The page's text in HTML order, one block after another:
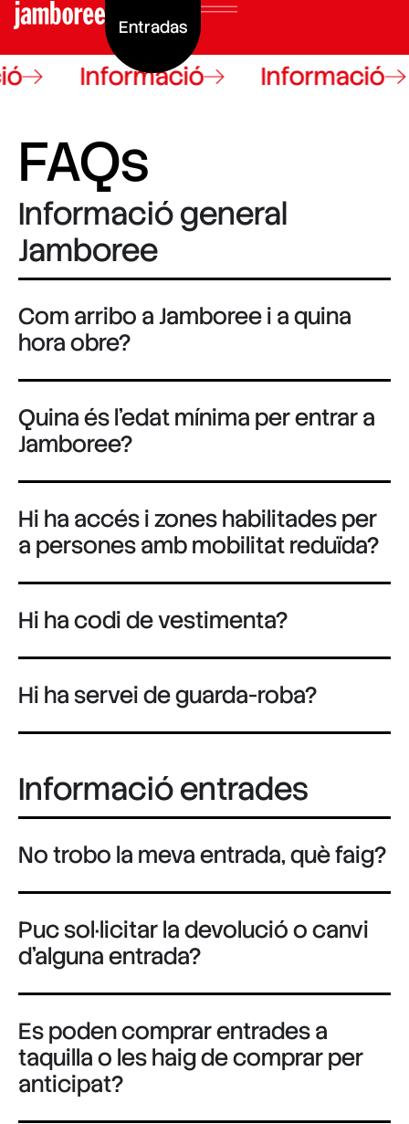
Entradas
Informació Informació
FAQs
Informació general
Jamboree
Com arribo a Jamboree i a quina
hora obre?
Quina és l'edat mínima per entrar a
Jamboree?
Hi ha accés i zones habilitades per
a persones amb mobilitat reduïda?
Hi ha codi de vestimenta?
Hi ha servei de guarda-roba?
Informació entrades
No trobo la meva entrada, què faig?
Puc sol·licitar la devolució o canvi
d'alguna entrada?
Es poden comprar entrades a
taquilla o les haig de comprar per
anticipat?